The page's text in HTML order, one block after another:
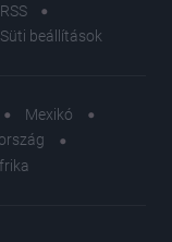
RSS
Süti beállítások
Mexikó